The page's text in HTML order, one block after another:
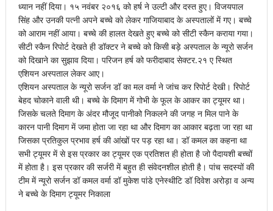
ध्यान नहीं दिया। १५ नवंबर २०१६ को हर्ष ने उल्टी और दस्त हुए। विजयपाल
सिंह और उनकी पत्नी अपने बच्चे को लेकर गाजियाबाद के अस्पतालों में गए। बच्चे
को आराम नहीं आया। बच्चे की हालत देखते हुए बच्चे को सीटी स्कैन कराया गया।
सीटी स्कैन रिपोर्ट देखते ही डॉक्टर ने बच्चे को किसी बड़े अस्पताल के न्यूरो सर्जन
को दिखाने का सुझाव दिया। परिजन हर्ष को फरीदाबाद सेक्टर.२१ ए स्थित
एशियन अस्पताल लेकर आए।
एशियन अस्पताल के न्यूरो सर्जन डॉ का मल वर्मा ने जांच कर रिपोर्ट देखी। रिपोर्ट
बेहद चोकाने वाली थी। बच्चे के दिमाग में गोभी के फूल के आकर का ट्यूमर था।
जिसके चलते दिमाग के अंदर मौजूद पानीको निकलने की जगह न मिल पाने के
कारन पानी दिमाग में जमा होता जा रहा था और दिमाग का आकार बढ़ता जा रहा था
जिसका प्रतिकुल प्रभाव हर्ष की आंखों पर पड़ रहा था। डॉ कमल का कहना था
सभी ट्यूमर में से इस प्रकार का ट्यूमर एक प्रतिशत ही होता है जो पैदायशी बच्चों
में होता है। इस प्रकार की सर्जरी में बहुत ही संवेदनशील होती है। पांच सदस्यों की
टीम में न्यूरो सर्जन डॉ कमल वर्मा डॉ मुकेश पांडे एनेस्थीटि डॉ दिवेश अरोड़ा व अन्य
ने बच्चे के दिमाग ट्यूमर निकाला